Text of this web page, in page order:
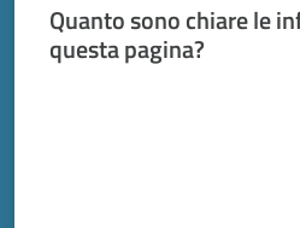
Quanto sono chiare le
questa pagina?